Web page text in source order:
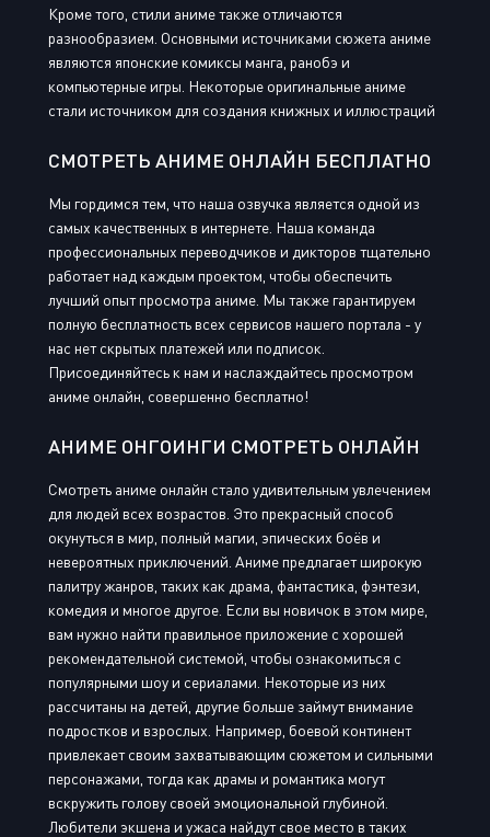
Кроме того, стили аниме также отличаются
разнообразием. Основными источниками сюжета аниме
являются японские комиксы манга, ранобэ и
компьютерные игры. Некоторые оригинальные аниме
стали источником для создания книжных и иллюстраций
СМОТРЕТЬ АНИМЕ ОНЛАЙН БЕСПЛАТНО
Мы гордимся тем, что наша озвучка является одной из
самых качественных в интернете. Наша команда
профессиональных переводчиков и дикторов тщательно
работает над каждым проектом, чтобы обеспечить
лучший опыт просмотра аниме. Мы также гарантируем
полную бесплатность всех сервисов нашего портала - у
нас нет скрытых платежей или подписок.
Присоединяйтесь к нам и наслаждайтесь просмотром
аниме онлайн, совершенно бесплатно!
АНИМЕ ОНГОИНГИ СМОТРЕТЬ ОНЛАЙН
Смотреть аниме онлайн стало удивительным увлечением
для людей всех возрастов. Это прекрасный способ
окунуться в мир, полный магии, эпических боёв и
невероятных приключений. Аниме предлагает широкую
палитру жанров, таких как драма, фантастика, фэнтези,
комедия и многое другое. Если вы новичок в этом мире,
вам нужно найти правильное приложение с хорошей
рекомендательной системой, чтобы ознакомиться с
популярными шоу и сериалами. Некоторые из них
рассчитаны на детей, другие больше займут внимание
подростков и взрослых. Например, боевой континент
привлекает своим захватывающим сюжетом и сильными
персонажами, тогда как драмы и романтика могут
вскружить голову своей эмоциональной глубиной.
Любители экшена и ужаса найдут свое место в таких